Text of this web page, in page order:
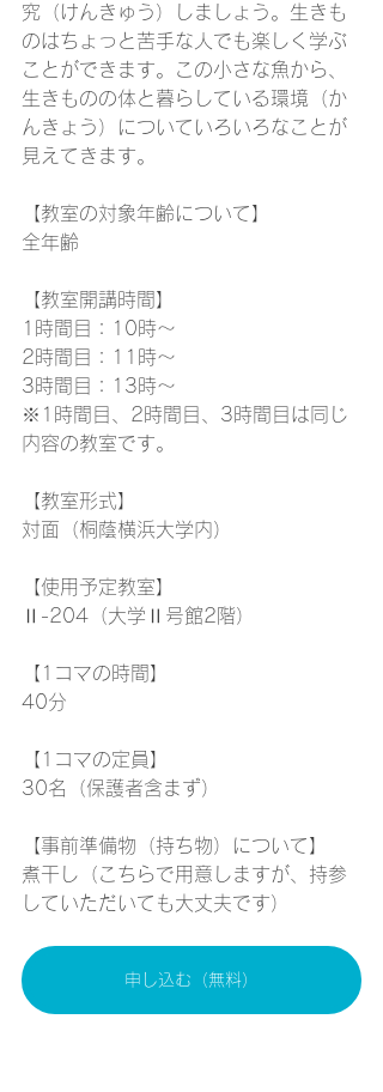
究（けんきゅう）しましょう。生きも
のはちょっと苦手な人でも楽しく学ぶ
ことができます。この小さな魚から、
生きものの体と暮らしている環境（か
んきょう）についていろいろなことが
見えてきます。
【教室の対象年齢について】
全年齢
【教室開講時間】
1時間目：10時～
2時間目：11時～
3時間目：13時～
※1時間目、2時間目、3時間目は同じ
内容の教室です。
【教室形式】
対面（桐蔭横浜大学内）
【使用予定教室】
Ⅱ-204（大学Ⅱ号館2階）
【1コマの時間】
40分
【1コマの定員】
30名（保護者含まず）
【事前準備物（持ち物）について】
煮干し（こちらで用意しますが、持参
していただいても大丈夫です）
申し込む（無料）